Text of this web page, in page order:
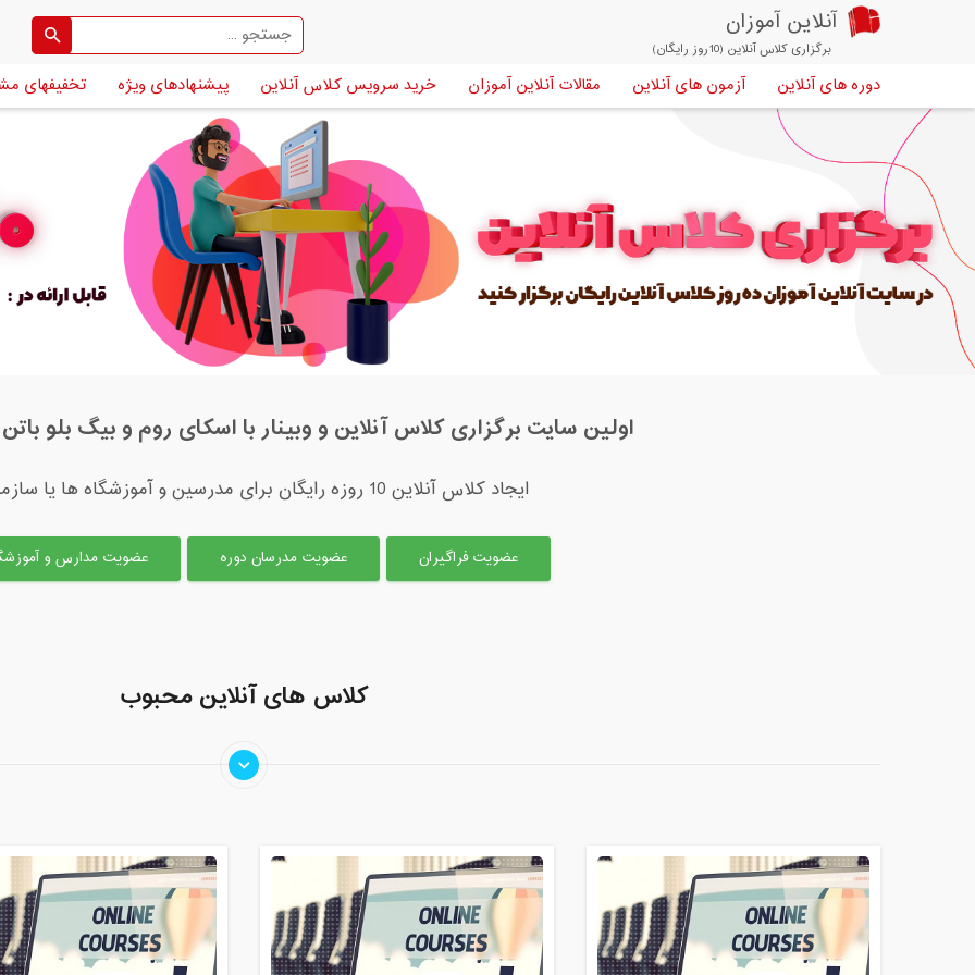
آنلاین آموزان
برگزاری کلاس آنلاین (10روز رایگان)
دوره های آنلاین آزمون های آنلاین مقالات آنلاین آموزان خرید سرویس کلاس آنلاین پیشنهادهای ویژه تخفیفهای
اولین سایت برگزاری کلاس آنلاین و وبینار با اسکای روم و بیگ بلو
ایجاد کلاس آنلاین 10 روزه رایگان برای مدرسین و آموزشگاه ها یا سازمان ها
عضویت فراگیران عضویت مدرسان دوره عضویت مدارس و
کلاس های آنلاین محبوب